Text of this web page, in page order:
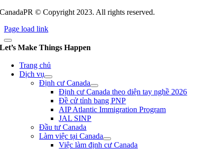
CanadaPR © Copyright 2023. All rights reserved.
Page load link
Let’s Make Things Happen
Trang chủ
Dịch vụ
Định cư Canada
Định cư Canada theo diện tay nghề 2026
Đề cử tỉnh bang PNP
AIP Atlantic Immigration Program
JAL SINP
Đầu tư Canada
Làm việc tại Canada
Việc làm định cư Canada